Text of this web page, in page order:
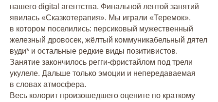
нашего digital агентства. Финальной лентой занятий
явилась «Сказкотерапия». Мы играли «Теремок»,
в котором поселились: персиковый мужественный
железный дровосек, жёлтый коммуникабельный дятел
вуди* и остальные редкие виды позитивистов.
Занятие закончилось регги-фристайлом под трели
укулеле. Дальше только эмоции и непередаваемая
в словах атмосфера.
Весь колорит произошедшего оцените по краткому